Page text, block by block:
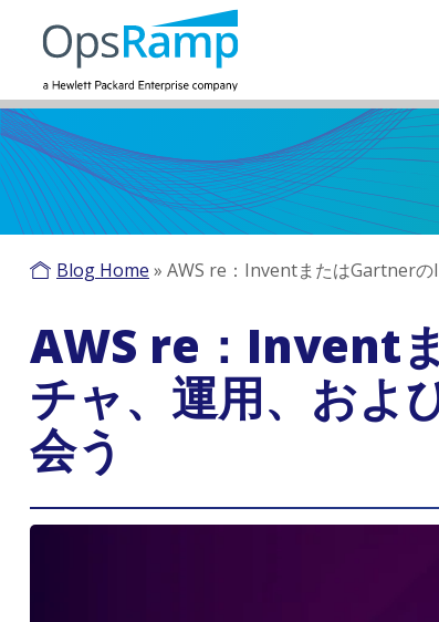
Blog Home » AWS re：InventまたはGartnerの
AWS re：Invent
チャ、運用、およ
会う